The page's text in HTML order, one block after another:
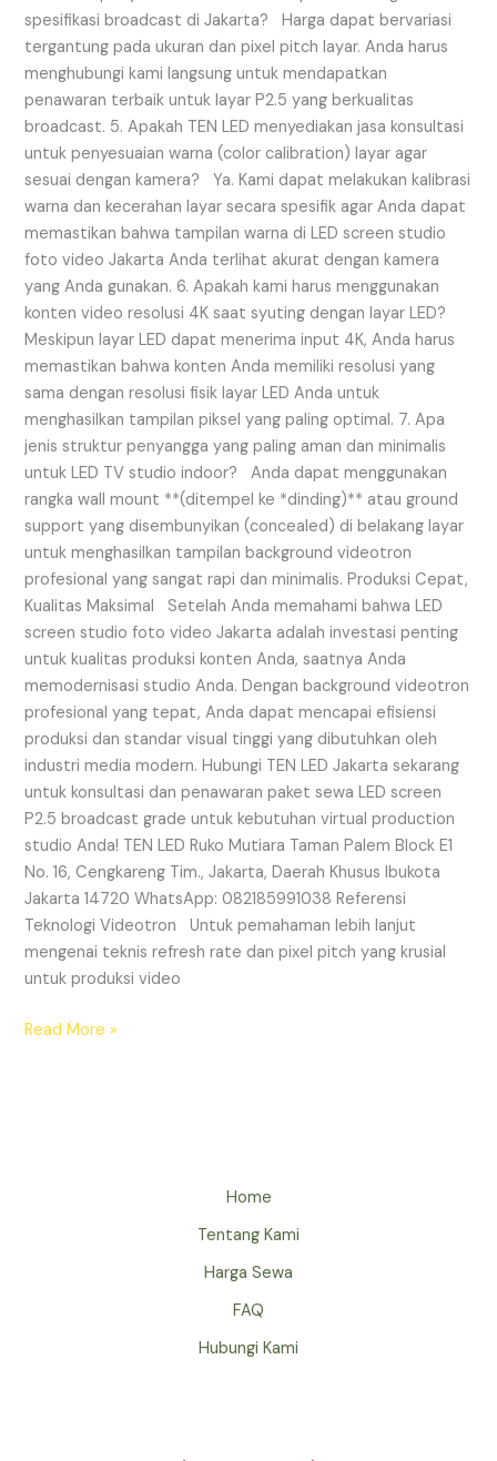
spesifikasi broadcast di Jakarta? Harga dapat bervariasi
tergantung pada ukuran dan pixel pitch layar. Anda harus
menghubungi kami langsung untuk mendapatkan
penawaran terbaik untuk layar P2.5 yang berkualitas
broadcast. 5. Apakah TEN LED menyediakan jasa konsultasi
untuk penyesuaian warna (color calibration) layar agar
sesuai dengan kamera? Ya. Kami dapat melakukan kalibrasi
warna dan kecerahan layar secara spesifik agar Anda dapat
memastikan bahwa tampilan warna di LED screen studio
foto video Jakarta Anda terlihat akurat dengan kamera
yang Anda gunakan. 6. Apakah kami harus menggunakan
konten video resolusi 4K saat syuting dengan layar LED?
Meskipun layar LED dapat menerima input 4K, Anda harus
memastikan bahwa konten Anda memiliki resolusi yang
sama dengan resolusi fisik layar LED Anda untuk
menghasilkan tampilan piksel yang paling optimal. 7. Apa
jenis struktur penyangga yang paling aman dan minimalis
untuk LED TV studio indoor? Anda dapat menggunakan
rangka wall mount **(ditempel ke *dinding)** atau ground
support yang disembunyikan (concealed) di belakang layar
untuk menghasilkan tampilan background videotron
profesional yang sangat rapi dan minimalis. Produksi Cepat,
Kualitas Maksimal Setelah Anda memahami bahwa LED
screen studio foto video Jakarta adalah investasi penting
untuk kualitas produksi konten Anda, saatnya Anda
memodernisasi studio Anda. Dengan background videotron
profesional yang tepat, Anda dapat mencapai efisiensi
produksi dan standar visual tinggi yang dibutuhkan oleh
industri media modern. Hubungi TEN LED Jakarta sekarang
untuk konsultasi dan penawaran paket sewa LED screen
P2.5 broadcast grade untuk kebutuhan virtual production
studio Anda! TEN LED Ruko Mutiara Taman Palem Block E1
No. 16, Cengkareng Tim., Jakarta, Daerah Khusus Ibukota
Jakarta 14720 WhatsApp: 082185991038 Referensi
Teknologi Videotron Untuk pemahaman lebih lanjut
mengenai teknis refresh rate dan pixel pitch yang krusial
untuk produksi video
Read More »
Home
Tentang Kami
Harga Sewa
FAQ
Hubungi Kami